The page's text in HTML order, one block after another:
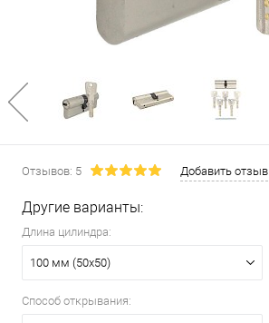
Отзывов: 5 Добавить отзыв
Другие варианты:
Длина цилиндра:
100 мм (50x50)
Способ открывания: